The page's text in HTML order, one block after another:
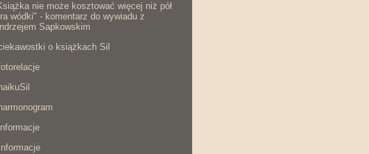
nie może kosztować więcej niż pół
wódki" - komentarz do wywiadu z
Sapkowskim
o książkach Sil